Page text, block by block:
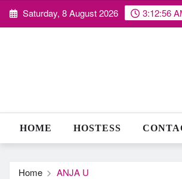
Skip Saturday, 8 August 2026 3:12:57
HOME HOSTESS
Home ANJA U